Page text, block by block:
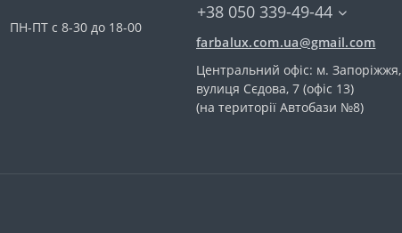
ПН-ПТ с 8-30 до 18-00
+38 050 339-49-44
farbalux.com.ua@gmail.com
Центральний офіс: м. Запоріжжя,
вулиця Сєдова, 7 (офіс 13)
(на території Автобази №8)